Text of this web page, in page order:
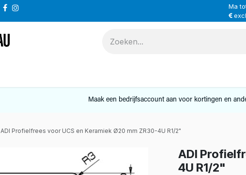
Ma
Maak een bedrijfsaccount aan voor kortingen en
ADI Profielfrees voor UCS en Keramiek Ø20 mm ZR30-4U R1/2"
ADI
4U R1/2"